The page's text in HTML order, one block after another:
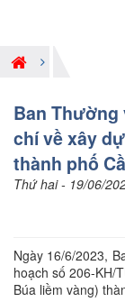
Ban Thường
chí về xây
thành phố
Thứ hai - 19/06/
Ngày 16/6/2023,
hoạch số 206-KH/
Búa liềm vàng)